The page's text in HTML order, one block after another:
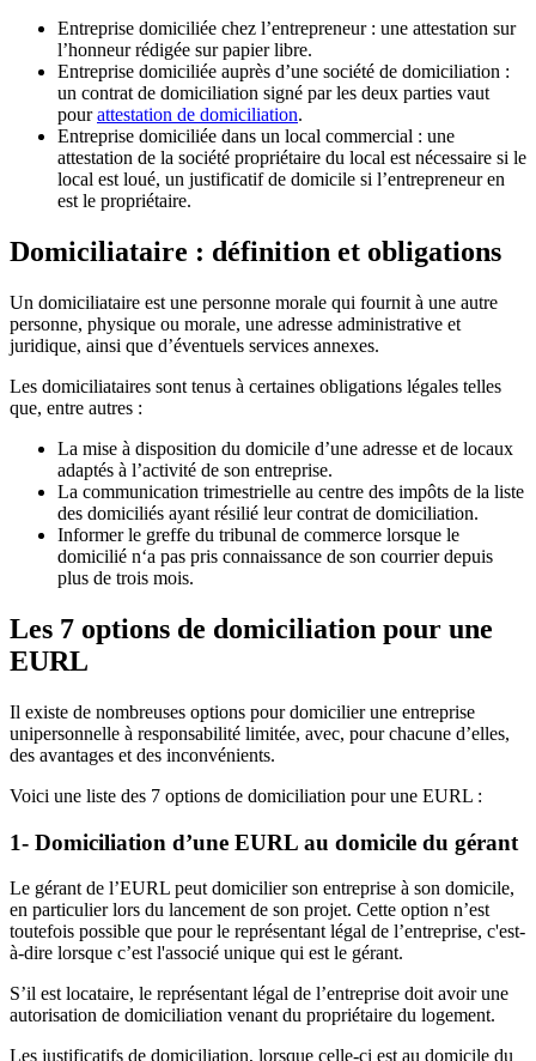
Entreprise domiciliée chez l’entrepreneur : une attestation sur
l’honneur rédigée sur papier libre.
Entreprise domiciliée auprès d’une société de domiciliation :
un contrat de domiciliation signé par les deux parties vaut
pourattestation de domiciliation.
Entreprise domiciliée dans un local commercial : une
attestation de la société propriétaire du local est nécessaire si le
local est loué, un justificatif de domicile si l’entrepreneur en
est le propriétaire.
Domiciliataire : définition et obligations
Un domiciliataire est une personne morale qui fournit à une autre
personne, physique ou morale, une adresse administrative et
juridique, ainsi que d’éventuels services annexes.
Les domiciliataires sont tenus à certaines obligations légales telles
que, entre autres :
La mise à disposition du domicile d’une adresse et de locaux
adaptés à l’activité de son entreprise.
La communication trimestrielle au centre des impôts de la liste
des domiciliés ayant résilié leur contrat de domiciliation.
Informer le greffe du tribunal de commerce lorsque le
domicilié n‘a pas pris connaissance de son courrier depuis
plus de trois mois.
Les 7 options de domiciliation pour une
EURL
Il existe de nombreuses options pour domicilier une entreprise
unipersonnelle à responsabilité limitée, avec, pour chacune d’elles,
des avantages et des inconvénients.
Voici une liste des 7 options de domiciliation pour une EURL :
1- Domiciliation d’une EURL au domicile du gérant
Le gérant de l’EURL peut domicilier son entreprise à son domicile,
en particulier lors du lancement de son projet. Cette option n’est
toutefois possible que pour le représentant légal de l’entreprise, c'est-
à-dire lorsque c’est l'associé unique qui est le gérant.
S’il est locataire, le représentant légal de l’entreprise doit avoir une
autorisation de domiciliation venant du propriétaire du logement.
Les justificatifs de domiciliation, lorsque celle-ci est au domicile du